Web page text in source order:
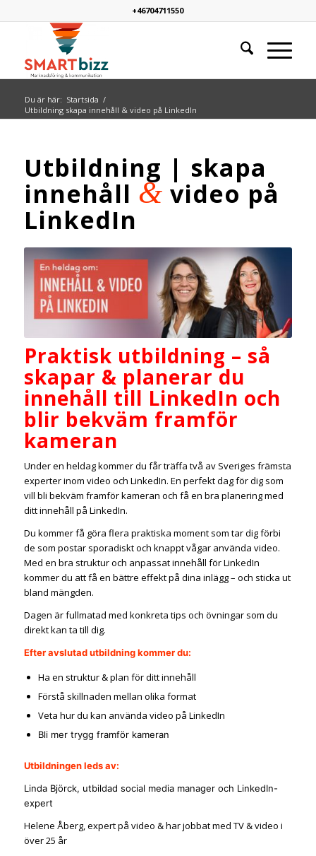
+46704711550
Du är här: Startsida /
Utbildning skapa innehåll & video på LinkedIn
Utbildning | skapa
innehåll & video på
LinkedIn
Praktisk utbildning – så
skapar & planerar du
innehåll till LinkedIn och
blir bekväm framför
kameran
Under en heldag kommer du får träffa två av Sveriges främsta
experter inom video och LinkedIn. En perfekt dag för dig som
vill bli bekväm framför kameran och få en bra planering med
ditt innehåll på LinkedIn.
Du kommer få göra flera praktiska moment som tar dig förbi
de som postar sporadiskt och knappt vågar använda video.
Med en bra struktur och anpassat innehåll för LinkedIn
kommer du att få en bättre effekt på dina inlägg – och sticka ut
bland mängden.
Dagen är fullmatad med konkreta tips och övningar som du
direkt kan ta till dig.
Efter avslutad utbildning kommer du:
Ha en struktur & plan för ditt innehåll
Förstå skillnaden mellan olika format
Veta hur du kan använda video på LinkedIn
Bli mer trygg framför kameran
Utbildningen leds av:
Linda Björck, utbildad social media manager och LinkedIn-
expert
Helene Åberg, expert på video & har jobbat med TV & video i
över 25 år